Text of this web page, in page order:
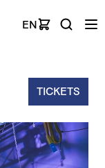
EN
TICKETS